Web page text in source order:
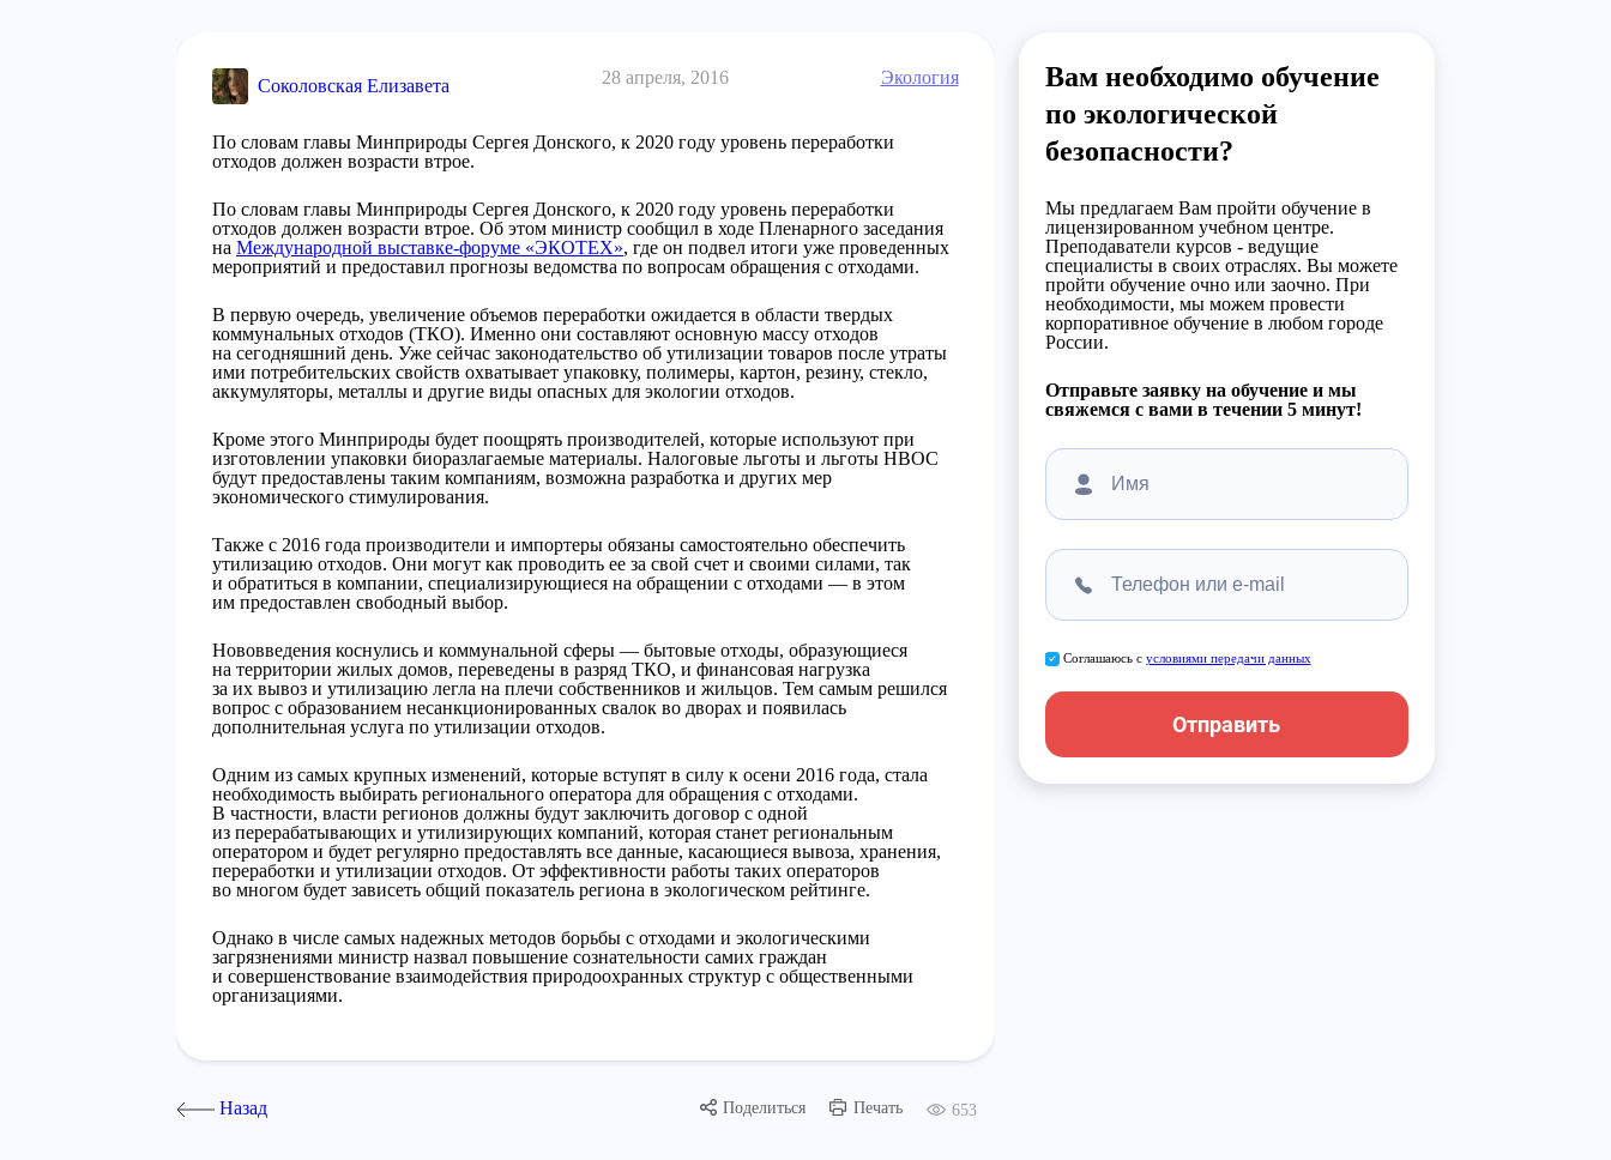
Соколовская Елизавета 28 апреля, 2016 Экология
По словам главы Минприроды Сергея Донского, к 2020 году уровень переработки
отходов должен возрасти втрое.
По словам главы Минприроды Сергея Донского, к 2020 году уровень переработки
отходов должен возрасти втрое. Об этом министр сообщил в ходе Пленарного заседания
на Международной выставке-форуме «ЭКОТЕХ», где он подвел итоги уже проведенных
мероприятий и предоставил прогнозы ведомства по вопросам обращения с отходами.
В первую очередь, увеличение объемов переработки ожидается в области твердых
коммунальных отходов (ТКО). Именно они составляют основную массу отходов
на сегодняшний день. Уже сейчас законодательство об утилизации товаров после утраты
ими потребительских свойств охватывает упаковку, полимеры, картон, резину, стекло,
аккумуляторы, металлы и другие виды опасных для экологии отходов.
Кроме этого Минприроды будет поощрять производителей, которые используют при
изготовлении упаковки биоразлагаемые материалы. Налоговые льготы и льготы НВОС
будут предоставлены таким компаниям, возможна разработка и других мер
экономического стимулирования.
Также с 2016 года производители и импортеры обязаны самостоятельно обеспечить
утилизацию отходов. Они могут как проводить ее за свой счет и своими силами, так
и обратиться в компании, специализирующиеся на обращении с отходами — в этом
им предоставлен свободный выбор.
Нововведения коснулись и коммунальной сферы — бытовые отходы, образующиеся
на территории жилых домов, переведены в разряд ТКО, и финансовая нагрузка
за их вывоз и утилизацию легла на плечи собственников и жильцов. Тем самым решился
вопрос с образованием несанкционированных свалок во дворах и появилась
дополнительная услуга по утилизации отходов.
Одним из самых крупных изменений, которые вступят в силу к осени 2016 года, стала
необходимость выбирать регионального оператора для обращения с отходами.
В частности, власти регионов должны будут заключить договор с одной
из перерабатывающих и утилизирующих компаний, которая станет региональным
оператором и будет регулярно предоставлять все данные, касающиеся вывоза, хранения,
переработки и утилизации отходов. От эффективности работы таких операторов
во многом будет зависеть общий показатель региона в экологическом рейтинге.
Однако в числе самых надежных методов борьбы с отходами и экологическими
загрязнениями министр назвал повышение сознательности самих граждан
и совершенствование взаимодействия природоохранных структур с общественными
организациями.
Назад Поделиться Печать 653
Вам необходимо обучение
по экологической
безопасности?
Мы предлагаем Вам пройти обучение в
лицензированном учебном центре.
Преподаватели курсов - ведущие
специалисты в своих отраслях. Вы можете
пройти обучение очно или заочно. При
необходимости, мы можем провести
корпоративное обучение в любом городе
России.
Отправьте заявку на обучение и мы
свяжемся с вами в течении 5 минут!
Соглашаюсь с условиями передачи данных
Отправить